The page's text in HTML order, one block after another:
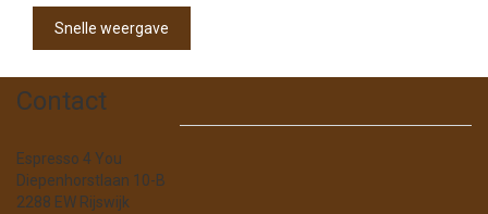
Snelle weergave
Contact
Espresso 4 You
Diepenhorstlaan 10-B
2288 EW Rijswijk